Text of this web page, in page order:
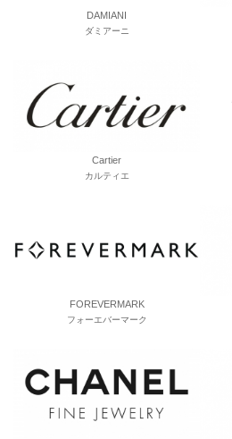
DAMIANI
ダミアーニ
Cartier
カルティエ
FOREVERMARK
フォーエバーマーク